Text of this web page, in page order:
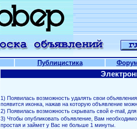
Публицистика
1) Появилась возможность удалять свои
появится иконка, нажав на которую объявление
2) Появилась возможность скрывать свой е-mail,
3) Чтобы опубликовать объявление, Вам
простая и займет у Вас не больше 1 минуты.